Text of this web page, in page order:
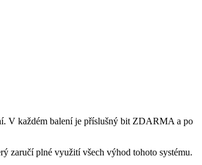
V každém balení je příslušný bit ZDARMA a po
zaručí plné využití všech výhod tohoto systému.